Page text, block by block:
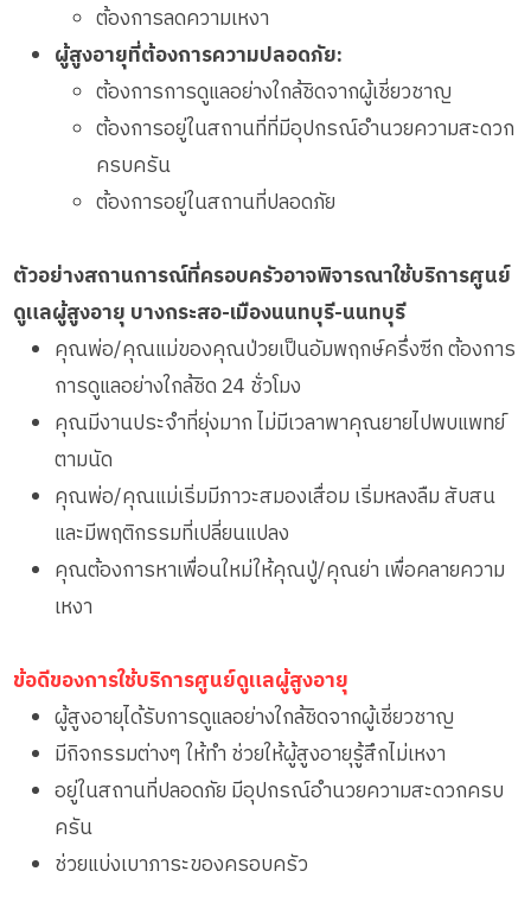
ต้องการลดความเหงา
ผู้สูงอายุที่ต้องการความปลอดภัย:
ต้องการการดูแลอย่างใกล้ชิดจากผู้เชี่ยวชาญ
ต้องการอยู่ในสถานที่ที่มีอุปกรณ์อำนวยความสะดวก
ครบครัน
ต้องการอยู่ในสถานที่ปลอดภัย
ตัวอย่างสถานการณ์ที่ครอบครัวอาจพิจารณาใช้บริการศูนย์
ดูแลผู้สูงอายุ บางกระสอ-เมืองนนทบุรี-นนทบุรี
คุณพ่อ/คุณแม่ของคุณป่วยเป็นอัมพฤกษ์ครึ่งซีก ต้องการ
การดูแลอย่างใกล้ชิด 24 ชั่วโมง
คุณมีงานประจำที่ยุ่งมาก ไม่มีเวลาพาคุณยายไปพบแพทย์
ตามนัด
คุณพ่อ/คุณแม่เริ่มมีภาวะสมองเสื่อม เริ่มหลงลืม สับสน
และมีพฤติกรรมที่เปลี่ยนแปลง
คุณต้องการหาเพื่อนใหม่ให้คุณปู่/คุณย่า เพื่อคลายความ
เหงา
ข้อดีของการใช้บริการศูนย์ดูแลผู้สูงอายุ
ผู้สูงอายุได้รับการดูแลอย่างใกล้ชิดจากผู้เชี่ยวชาญ
มีกิจกรรมต่างๆ ให้ทำ ช่วยให้ผู้สูงอายุรู้สึกไม่เหงา
อยู่ในสถานที่ปลอดภัย มีอุปกรณ์อำนวยความสะดวกครบ
ครัน
ช่วยแบ่งเบาภาระของครอบครัว